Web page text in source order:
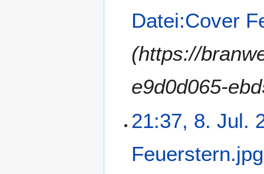
Datei:Cover
(https://
e9d0d065-
21:37, 8. Jul.
Feuerstern.jpg